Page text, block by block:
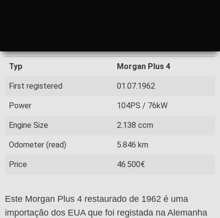
Typ Morgan Plus 4
First registered 01.07.1962
Power 104PS / 76kW
Engine Size 2.138 ccm
Odometer (read) 5.846 km
Price 46.500€
Este Morgan Plus 4 restaurado de 1962 é uma
importação dos EUA que foi registada na Alemanha